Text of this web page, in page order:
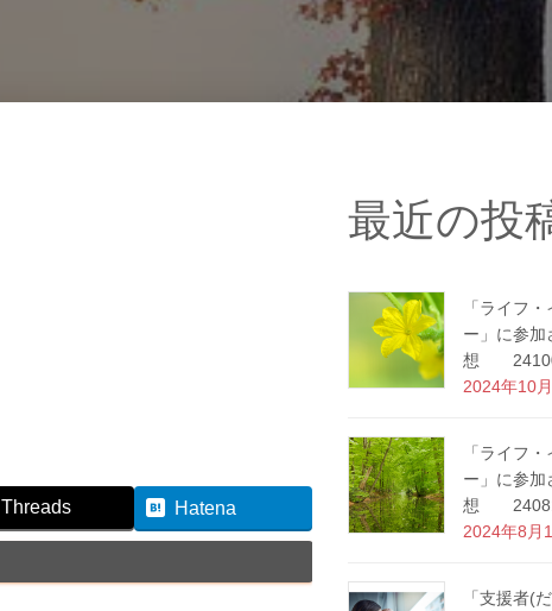
Threads Hatena
最近の投
「ライフ
ー」に参加
想
2024年10
「ライフ
ー」に参加
想
2024年8月
「支援者(